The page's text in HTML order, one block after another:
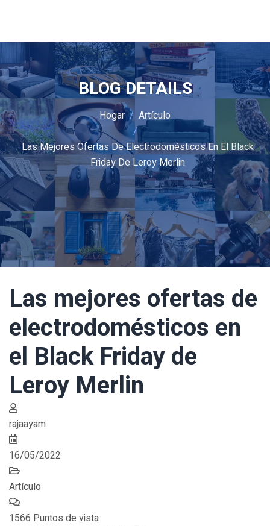
BLOG DETAILS
Hogar Artículo
Las Mejores Ofertas De Electrodomésticos En El Black
Friday De Leroy Merlin
Las mejores ofertas de
electrodomésticos en
el Black Friday de
Leroy Merlin
rajaayam
16/05/2022
Artículo
1566 Puntos de vista